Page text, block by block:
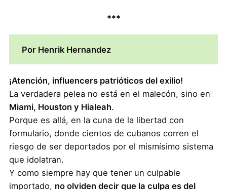
***
Por Henrik Hernandez
¡Atención, influencers patrióticos del exilio!
La verdadera pelea no está en el malecón, sino en
Miami, Houston y Hialeah.
Porque es allá, en la cuna de la libertad con
formulario, donde cientos de cubanos corren el
riesgo de ser deportados por el mismísimo sistema
que idolatran.
Y como siempre hay que tener un culpable
importado, no olviden decir que la culpa es del